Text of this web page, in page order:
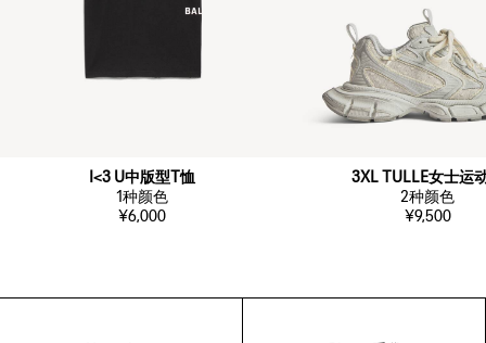
I<3 U中版型T恤
1种颜色
¥6,000
3XL TULLE女士运
2种颜色
¥9,500